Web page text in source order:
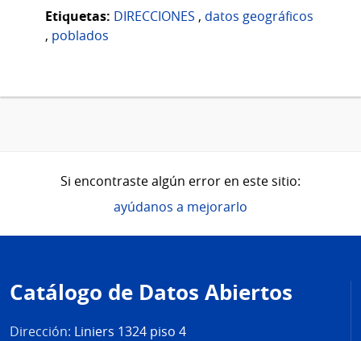
Etiquetas: DIRECCIONES , datos geográficos
, poblados
Si encontraste algún error en este sitio:
ayúdanos a mejorarlo
de
página
Catálogo de Datos Abiertos
Dirección: Liniers 1324 piso 4